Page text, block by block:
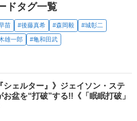
ドタグ一覧
苗 #後藤真希 #森岡毅
#城彰二
雄一郎 #亀和田武
シェルター』》ジェイソン・ステ
お盆を“打破”する!!《「眠眠打破」